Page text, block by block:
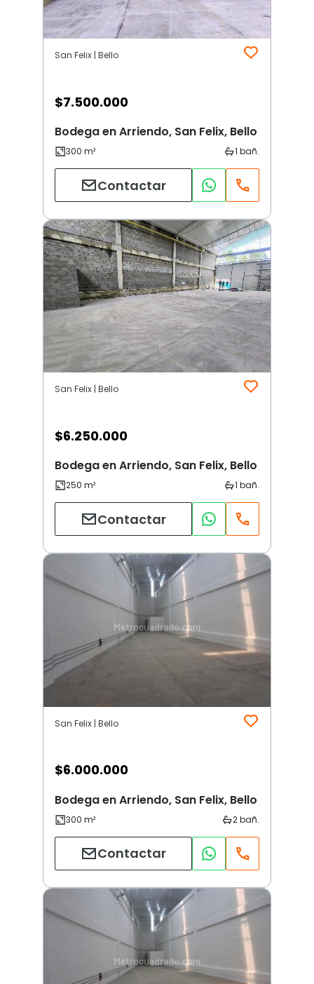
San Felix | Bello
$7.500.000
Bodega en Arriendo, San Felix, Bello
Contactar
San Felix | Bello
$6.250.000
Bodega en Arriendo, San Felix, Bello
Contactar
San Felix | Bello
$6.000.000
Bodega en Arriendo, San Felix, Bello
Contactar